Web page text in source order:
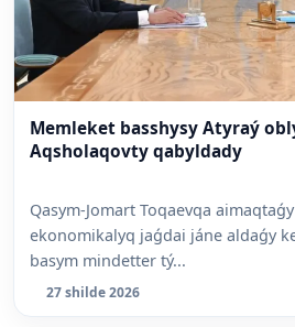
Memleket basshysy Atyraý
Aqsholaqovty qabyldady
Qasym-Jomart Toqaevqa
ekonomikalyq jaǵdai jáne aldaǵy
basym mindetter tý...
27 shilde 2026